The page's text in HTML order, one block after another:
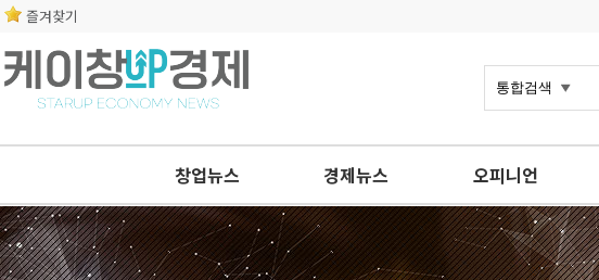
즐겨찾기
창업뉴스 경제뉴스 오피니언